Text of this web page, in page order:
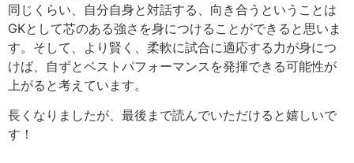
同じくらい、自分自身と対話する、向き合うということは
GKとして芯のある強さを身につけることができると思いま
す。そして、より賢く、柔軟に試合に適応する力が身につ
けば、自ずとベストパフォーマンスを発揮できる可能性が
上がると考えています。
長くなりましたが、最後まで読んでいただけると嬉しいで
す！